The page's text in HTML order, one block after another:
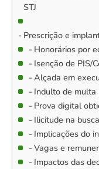
STJ
Prescrição e
Honorários por
Isenção de PIS/
Alçada em
Indulto de
Prova digital
Ilicitude na
Implicações do
Vagas e
Impactos das